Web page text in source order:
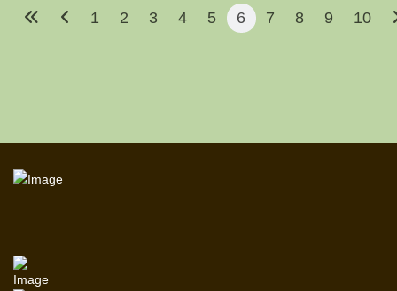
1 2 3 4 5 6 7 8 9 10